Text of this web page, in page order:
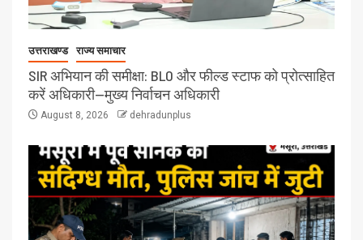
उत्तराखण्ड राज्य समाचार
SIR अभियान की समीक्षा: BLO और फील्ड स्टाफ को प्रोत्साहित
करें अधिकारी—मुख्य निर्वाचन अधिकारी
August 8, 2026 dehradunplus